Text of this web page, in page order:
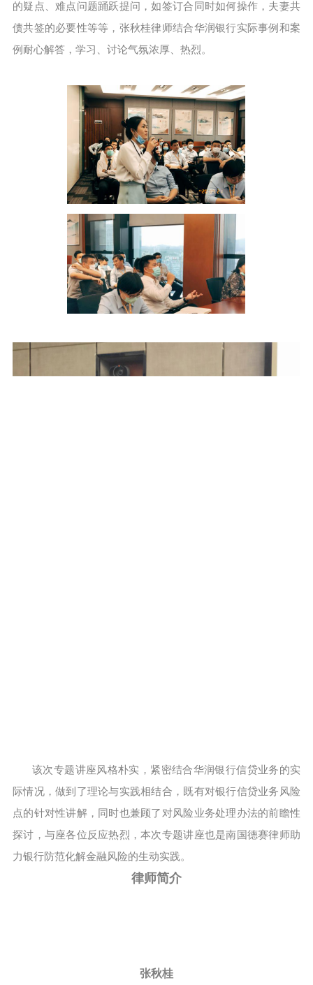
的疑点、难点问题踊跃提问，如签订合同时如何操作，夫妻共
债共签的必要性等等，张秋桂律师结合华润银行实际事例和案
例耐心解答，学习、讨论气氛浓厚、热烈。
该次专题讲座风格朴实，紧密结合华润银行信贷业务的实
际情况，做到了理论与实践相结合，既有对银行信贷业务风险
点的针对性讲解，同时也兼顾了对风险业务处理办法的前瞻性
探讨，与座各位反应热烈，本次专题讲座也是南国德赛律师助
力银行防范化解金融风险的生动实践。
律师简介
张秋桂